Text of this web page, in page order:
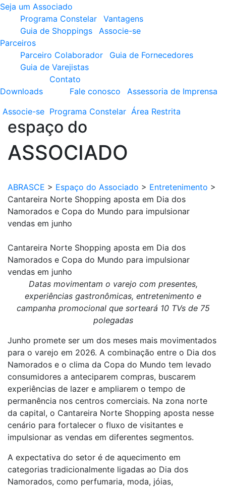
Seja um Associado
Programa Constelar
Vantagens
Guia de Shoppings
Associe-se
Parceiros
Parceiro Colaborador
Guia de Fornecedores
Guia de Varejistas
Downloads
Contato
Fale conosco
Assessoria de Imprensa
Associe-se Programa Constelar Área Restrita
espaço do
ASSOCIADO
ABRASCE > Espaço do Associado > Entretenimento >
Cantareira Norte Shopping aposta em Dia dos
Namorados e Copa do Mundo para impulsionar
vendas em junho
Cantareira Norte Shopping aposta em Dia dos
Namorados e Copa do Mundo para impulsionar
vendas em junho
Datas movimentam o varejo com presentes,
experiências gastronômicas, entretenimento e
campanha promocional que sorteará 10 TVs de 75
polegadas
Junho promete ser um dos meses mais movimentados
para o varejo em 2026. A combinação entre o Dia dos
Namorados e o clima da Copa do Mundo tem levado
consumidores a anteciparem compras, buscarem
experiências de lazer e ampliarem o tempo de
permanência nos centros comerciais. Na zona norte
da capital, o Cantareira Norte Shopping aposta nesse
cenário para fortalecer o fluxo de visitantes e
impulsionar as vendas em diferentes segmentos.
A expectativa do setor é de aquecimento em
categorias tradicionalmente ligadas ao Dia dos
Namorados, como perfumaria, moda, jóias,